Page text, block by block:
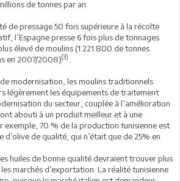
de tonnes par an.
de pressage 50 fois supérieure à la récolte
l’Espagne presse 6 fois plus de tonnages
élevé de moulins (1.221.800 de tonnes
en 2007/2008)(3)
modernisation, les moulins traditionnels
légèrement les équipements de traitement
du secteur, couplée à l’amélioration
abouti à un produit meilleur et à une
exemple, 70 % de la production tunisienne est
d’olive de qualité, qui n’était que de 25% en
huiles de bonne qualité devraient trouver plus
marchés d’exportation. La réalité tunisienne